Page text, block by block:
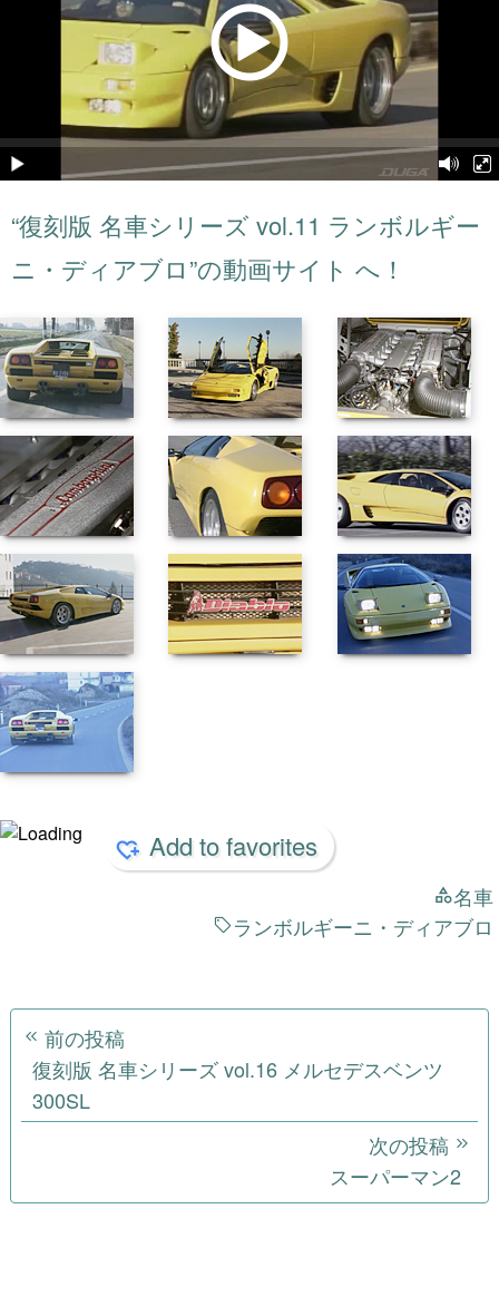
“復刻版 名車シリーズ vol.11 ランボルギー
ニ・ディアブロ”の動画サイト へ！
Add to favorites
名車
ランボルギーニ・ディアブロ
ナ
ゲ
前の投稿
復刻版 名車シリーズ vol.16 メルセデスベンツ
300SL
次の投稿
スーパーマン2